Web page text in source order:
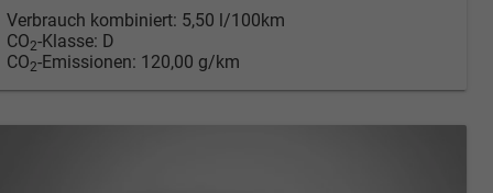
Verbrauch kombiniert: 5,50 l/100km
CO2-Klasse: D
CO2-Emissionen: 120,00 g/km